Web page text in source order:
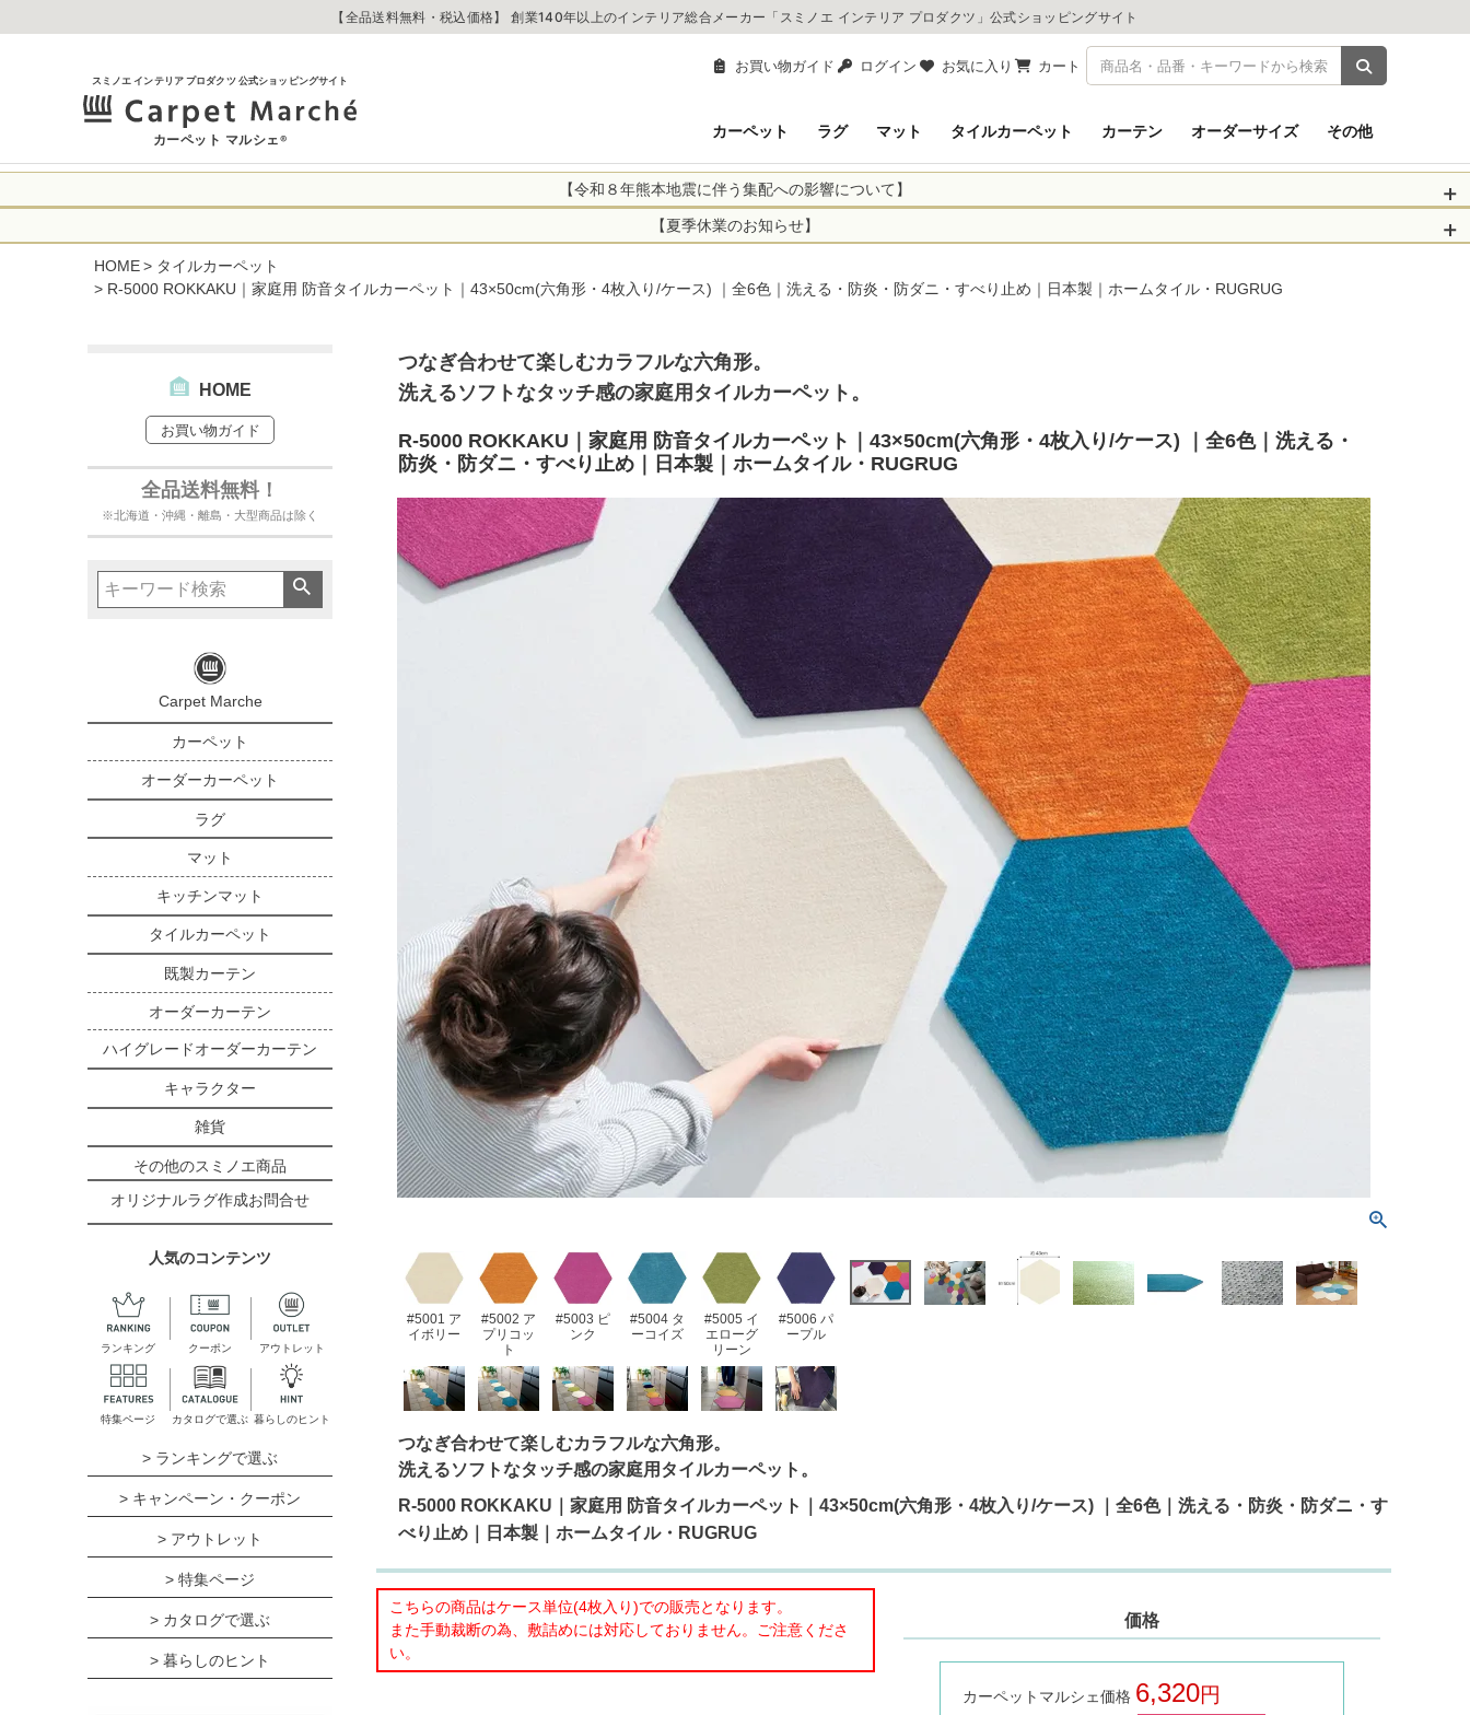
【全品送料無料・税込価格】 創業140年以上のインテリア総合メーカー「スミノエ インテリア プロダクツ」公式ショッピングサイト
お買い物ガイド ログイン お気に入り カート 商品を検索
スミノエ インテリア プロダクツ 公式ショッピングサイト
カーペット マルシェ® カーペット ラグ マット タイルカーペット カーテン オーダーサイズ その他
【令和８年熊本地震に伴う集配への影響について】
令和8年熊本地震により、お亡くなりになられた方々に深く哀悼の意を表しますとともに、被災された皆さま
に心よりお見舞い申し上げます。 この地震の影響により、現在、一部地域を発着するお荷物のお届けに遅れが
・九州から全国あてのお荷物
なお、今後の被害状況や交通規制などにより、対象地域やサービスへの影響が変更となる場合がございます。
お客さまにはご不便をおかけいたしますが、何卒ご理解賜りますようお願い申し上げます。
詳しくはこちら
【夏季休業のお知らせ】
は2026年8月11日(火)～2026年8月16日(日)
までの期間を休業とさせて頂きます。
休業中のご注文に関しては自動返信メールは届きますが、当店からの注文確認メールの送信、当店へのお問い
出荷センターも休業となりますため、休業期間中のご注文商品の出荷は2026年8月18日(火)
HOME
タイルカーペット
R-5000 ROKKAKU｜家庭用 防音タイルカーペット｜43×50cm(六角形・4枚入り/ケース) ｜全6色｜洗える・防炎・防ダニ・すべり止め｜日本製｜ホームタイル・RUGRUG
HOME
お買い物ガイド
全品送料無料！
※北海道・沖縄・離島・大型商品は除く
Carpet Marche
カーペット
オーダーカーペット
ラグ
マット
キッチンマット
タイルカーペット
既製カーテン
オーダーカーテン
ハイグレードオーダーカーテン
キャラクター
雑貨
その他のスミノエ商品
オリジナルラグ作成お問合せ
人気のコンテンツ
ランキング クーポン アウトレット
特集ページ カタログで選ぶ 暮らしのヒント
> ランキングで選ぶ
> キャンペーン・クーポン
> アウトレット
> 特集ページ
> カタログで選ぶ
> 暮らしのヒント
つなぎ合わせて楽しむカラフルな六角形。
洗えるソフトなタッチ感の家庭用タイルカーペット。
R-5000 ROKKAKU｜家庭用 防音タイルカーペット｜43×50cm(六角形・4枚入り/ケース) ｜全6色｜洗える・
防炎・防ダニ・すべり止め｜日本製｜ホームタイル・RUGRUG
#5001 ア
イボリー
#5002 ア
プリコッ
ト
#5003 ピ
ンク
#5004 タ
ーコイズ
#5005 イ
エローグ
リーン
#5006 パ
ープル
つなぎ合わせて楽しむカラフルな六角形。
洗えるソフトなタッチ感の家庭用タイルカーペット。
R-5000 ROKKAKU｜家庭用 防音タイルカーペット｜43×50cm(六角形・4枚入り/ケース) ｜全6色｜洗える・防炎・防ダニ・す
べり止め｜日本製｜ホームタイル・RUGRUG
こちらの商品はケース単位(4枚入り)での販売となります。
また手動裁断の為、敷詰めには対応しておりません。ご注意くださ
い。
価格
カーペットマルシェ価格 6,320